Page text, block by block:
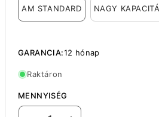
AM STANDARD NAGY
GARANCIA:12 hónap
Raktáron
MENNYISÉG